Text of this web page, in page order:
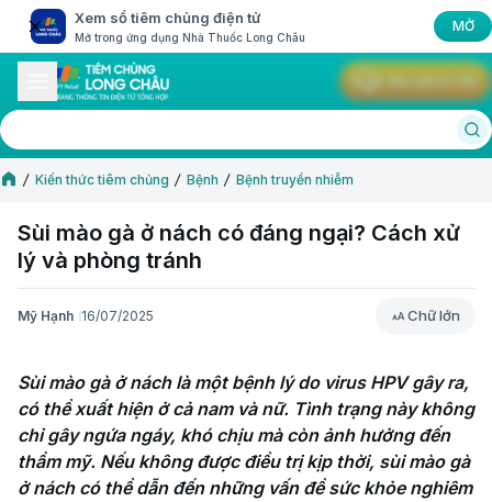
Xem sổ tiêm chủng điện tử
Mở trong ứng dụng Nhà Thuốc Long Châu
MỞ
Kiến thức tiêm chủng Bệnh Bệnh truyền nhiễm
Sùi mào gà ở nách có đáng ngại? Cách xử
lý và phòng tránh
Mỹ Hạnh 16/07/2025 Chữ lớn
Chữ lớn
Sùi mào gà ở nách là một bệnh lý do virus HPV gây ra,
có thể xuất hiện ở cả nam và nữ. Tình trạng này không
chỉ gây ngứa ngáy, khó chịu mà còn ảnh hưởng đến
thẩm mỹ. Nếu không được điều trị kịp thời, sùi mào gà
ở nách có thể dẫn đến những vấn đề sức khỏe nghiêm